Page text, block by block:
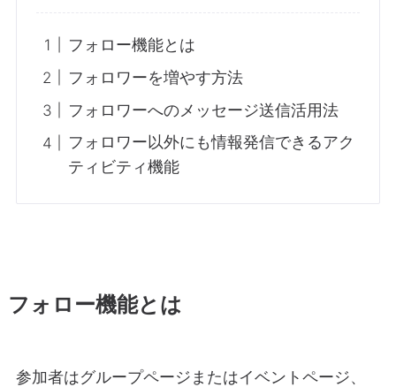
フォロー機能とは
フォロワーを増やす方法
フォロワーへのメッセージ送信活用法
フォロワー以外にも情報発信できるアク
ティビティ機能
フォロー機能とは
参加者はグループページまたはイベントページ、